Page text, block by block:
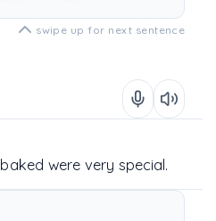
swipe up for next sentence
baked were very special.